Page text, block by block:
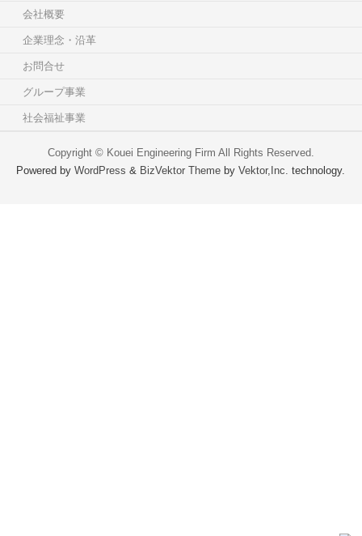
会社概要
企業理念・沿革
お問合せ
グループ事業
社会福祉事業
Copyright © Kouei Engineering Firm All Rights Reserved.
Powered byWordPress & BizVektor Theme byVektor,Inc. technology.